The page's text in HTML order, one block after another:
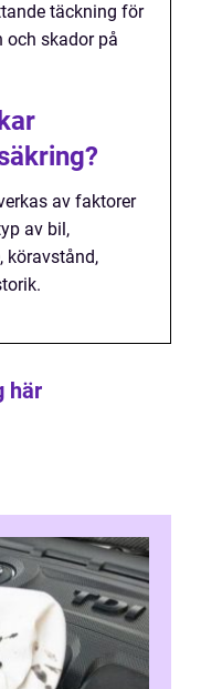
täckning för
och skador på
av faktorer
av bil,
köravstånd,
här